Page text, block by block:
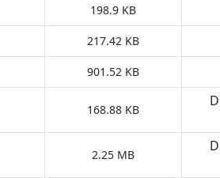
198.9 KB
217.42 KB
901.52 KB
168.88 KB
2.25 MB